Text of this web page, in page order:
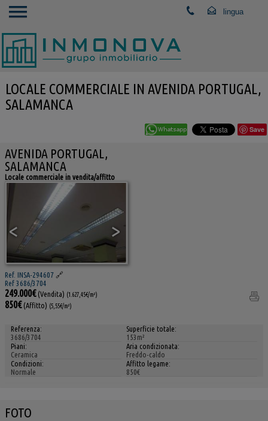
LOCALE COMMERCIALE IN AVENIDA PORTUGAL,
SALAMANCA
Save
AVENIDA PORTUGAL,
SALAMANCA
Locale commerciale in vendita/affitto
< >
Ref. INSA-294607 🔗
Ref 3686/3704
249.000€ (Vendita) (1.627,45€/m²)
850€ (Affitto) (5,55€/m²)
Referenza:
3686/3704
Superficie totale:
153m²
Piani:
Ceramica
Aria condizionata:
Freddo-caldo
Condizioni:
Normale
Affitto legame:
850€
FOTO